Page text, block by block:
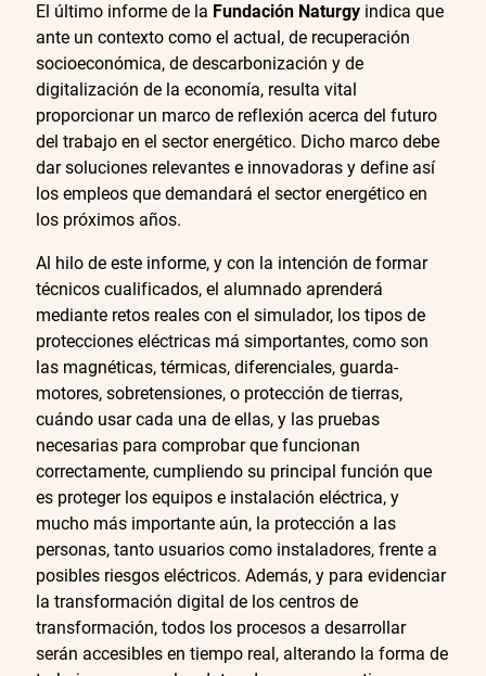
El último informe de la Fundación Naturgyindica que
ante un contexto como el actual, de recuperación
socioeconómica, de descarbonización y de
digitalización de la economía, resulta vital
proporcionar un marco de reflexión acerca del futuro
del trabajo en el sector energético. Dicho marco debe
dar soluciones relevantes e innovadoras y define así
los empleos que demandará el sector energético en
los próximos años.
Al hilo de este informe, y con la intención de formar
técnicos cualificados, el alumnado aprenderá
mediante retos reales con el simulador, los tipos de
protecciones eléctricas má simportantes, como son
las magnéticas, térmicas, diferenciales, guarda-
motores, sobretensiones, o protección de tierras,
cuándo usar cada una de ellas, y las pruebas
necesarias para comprobar que funcionan
correctamente, cumpliendo su principal función que
es proteger los equipos e instalación eléctrica, y
mucho más importante aún, la protección a las
personas, tanto usuarios como instaladores, frente a
posibles riesgos eléctricos. Además, y para evidenciar
la transformación digital de los centros de
transformación, todos los procesos a desarrollar
serán accesibles en tiempo real, alterando la forma de